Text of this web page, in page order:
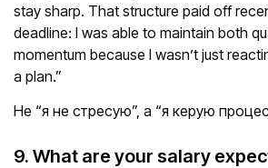
stay sharp. That structure paid off
deadline: I was able to maintain both
momentum because I wasn’t just
a plan.”
Не “я не стресую”, а “я керую
9. What are your salary